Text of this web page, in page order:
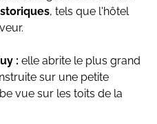
, tels que l'hôtel
: elle abrite le plus grand
sur une petite
vue sur les toits de la